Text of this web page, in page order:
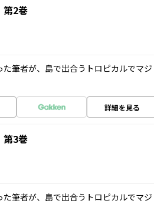
2巻
筆者が、島で出合うトロピカルでマジ
詳細を見る
3巻
筆者が、島で出合うトロピカルでマジ